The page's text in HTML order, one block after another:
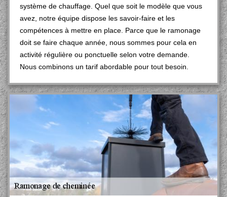
système de chauffage. Quel que soit le modèle que vous
avez, notre équipe dispose les savoir-faire et les
compétences à mettre en place. Parce que le ramonage
doit se faire chaque année, nous sommes pour cela en
activité régulière ou ponctuelle selon votre demande.
Nous combinons un tarif abordable pour tout besoin.